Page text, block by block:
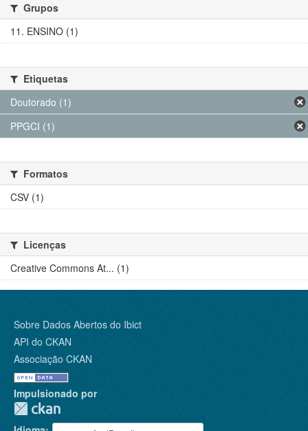
Grupos
11. ENSINO (1)
Etiquetas
Doutorado (1)
PPGCI (1)
Formatos
CSV (1)
Licenças
Creative Commons At... (1)
Sobre Dados Abertos do Ibict
API do CKAN
Associação CKAN
Impulsionado por